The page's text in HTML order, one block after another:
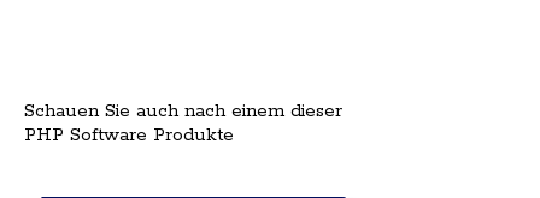
Schauen Sie auch nach einem dieser
PHP Software Produkte